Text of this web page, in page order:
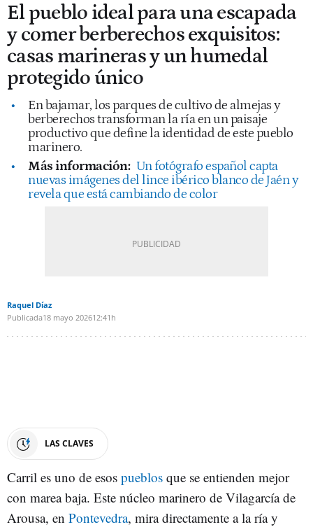
El pueblo ideal para una escapada
y comer berberechos exquisitos:
casas marineras y un humedal
protegido único
En bajamar, los parques de cultivo de almejas y
berberechos transforman la ría en un paisaje
productivo que define la identidad de este pueblo
marinero.
Más información: Un fotógrafo español capta
nuevas imágenes del lince ibérico blanco de Jaén y
revela que está cambiando de color
Raquel Díaz
Publicada18 mayo 202612:41h
LAS CLAVES
Carril es uno de esos pueblos que se entienden mejor
con marea baja. Este núcleo marinero de Vilagarcía de
Arousa, en Pontevedra, mira directamente a la ría y